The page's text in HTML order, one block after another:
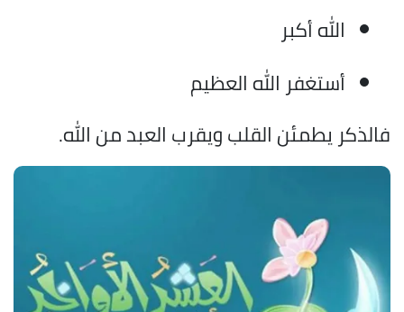
الله أكبر
أستغفر الله العظيم
فالذكر يطمئن القلب ويقرب العبد من الله.